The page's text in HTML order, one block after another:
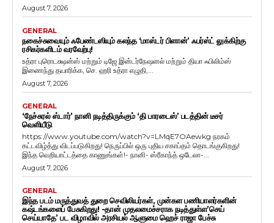
August 7, 2026
GENERAL
நகைச்சுவையும் ஃபேண்டஸியும் கலந்த ‘மாஸ்டர் பிளான்’ ஃபர்ஸ்ட் லுக்கிற்கு
ரசிகர்களிடம் வரவேற்பு!
உத்ரா புரொடக்ஷன்ஸ் மற்றும் டிஜே இன்டர்நேஷனல் மற்றும் தியா ஃபிலிம்ஸ்
இணைந்து தயாரிக்க, செ. ஹரி உத்ரா எழுதி,...
August 7, 2026
GENERAL
‘நேச்சுரல் ஸ்டார்’ நானி நடித்திருக்கும் ‘தி பாரடைஸ்’ படத்தின் டீசர்
வெளியீடு
https://www.youtube.com/watch?v=LMqE7OAewkg நரகம்
கட்டவிழ்த்து விடப்படுகிறது! நெருப்பில் ஒரு புதிய சகாப்தம் தொடங்குகிறது!
இந்த வெறியாட்டத்தை காணுங்கள்!- நானி- ஸ்ரீகாந்த் ஒடேலா-...
August 7, 2026
GENERAL
இந்த படம் மருத்துவத் துறை செவிலியர்கள், முன்கள பணியாளர்களின்
கஷ்டங்களைப் பேசுகிறது! -தான் முதலமைச்சராக நடித்துள்ள’செய்
செய்யாதே’ பட விழாவில் அரசியல் ஆளுமை ஹெச் ராஜா பேச்சு